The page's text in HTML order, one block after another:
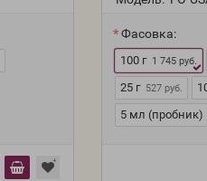
Фасовка:
100 г 1 745 руб.
25 г 527 руб.
5 мл (пробник)